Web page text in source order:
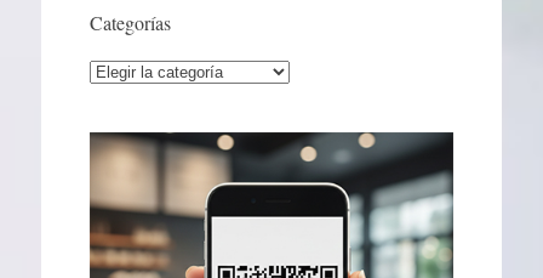
Categorías
Categorías